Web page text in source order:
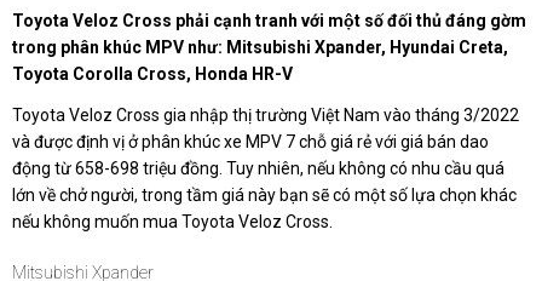
Toyota Veloz Cross phải cạnh tranh với một số đối thủ đáng gờm
trong phân khúc MPV như: Mitsubishi Xpander, Hyundai Creta,
Toyota Corolla Cross, Honda HR-V
Toyota Veloz Cross gia nhập thị trường Việt Nam vào tháng 3/2022
và được định vị ở phân khúc xe MPV 7 chỗ giá rẻ với giá bán dao
động từ 658-698 triệu đồng. Tuy nhiên, nếu không có nhu cầu quá
lớn về chở người, trong tầm giá này bạn sẽ có một số lựa chọn khác
nếu không muốn mua Toyota Veloz Cross.
Mitsubishi Xpander